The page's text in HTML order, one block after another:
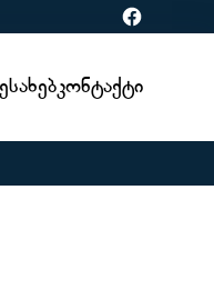
Facebook
Კონტაქტი